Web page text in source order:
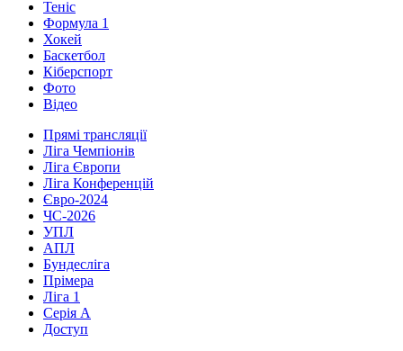
Теніс
Формула 1
Хокей
Баскетбол
Кіберспорт
Фото
Відео
Прямі трансляції
Ліга Чемпіонів
Ліга Європи
Ліга Конференцій
Євро-2024
ЧС-2026
УПЛ
АПЛ
Бундесліга
Прімера
Ліга 1
Серія А
Доступ